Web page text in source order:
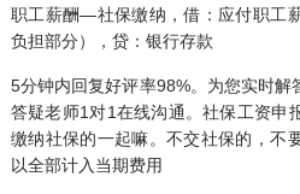
职工薪酬—社保缴纳，借：应付职工
负担部分），贷：银行存款
5分钟内回复好评率98%。为您实时
答疑老师1对1在线沟通。社保工资申
缴纳社保的一起嘛。不交社保的，不
以全部计入当期费用